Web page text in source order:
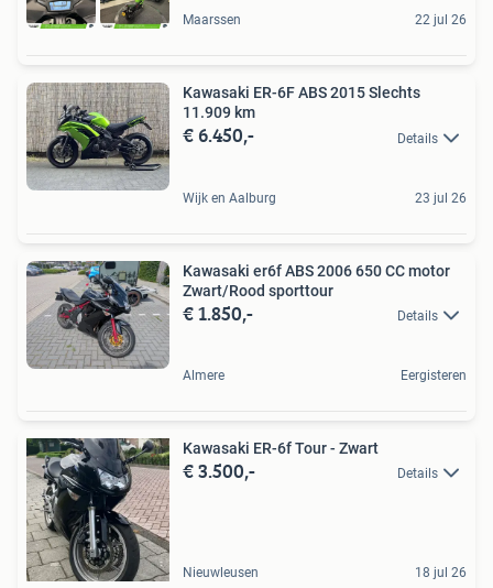
Maarssen 22 jul 26
Kawasaki ER-6F ABS 2015 Slechts
11.909 km
€ 6.450,- Details
Wijk en Aalburg 23 jul 26
Kawasaki er6f ABS 2006 650 CC motor
Zwart/Rood sporttour
€ 1.850,- Details
Almere Eergisteren
Kawasaki ER-6f Tour - Zwart
€ 3.500,- Details
Nieuwleusen 18 jul 26